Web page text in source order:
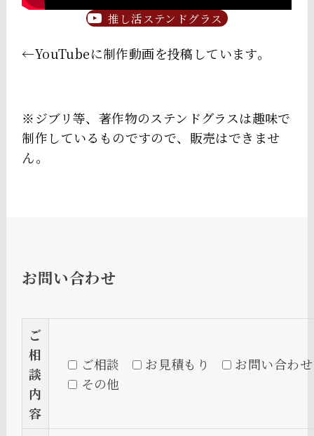
推し活ステンドグラス
←YouTubeに制作動画を投稿しています。
※ジブリ等、著作物のステンドグラスは趣味で
制作しているものですので、販売はできませ
ん。
お問い合わせ
ご
相
談
内
容
ご相談 お見積もり
お問い合わせ
その他